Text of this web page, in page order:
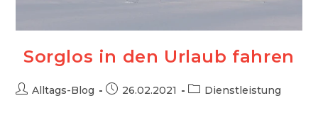
Sorglos in den Urlaub fahren
Beitrags-
Alltags-Blog
Beitrag26.02.2021
Beitrags-
Dienstleistung